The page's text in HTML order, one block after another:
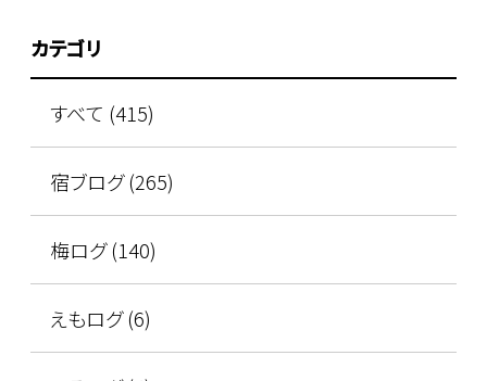
カテゴリ
すべて (415)
宿ブログ (265)
梅ログ (140)
えもログ (6)